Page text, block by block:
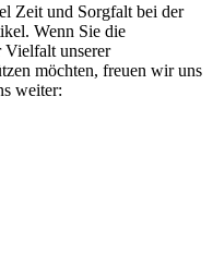
Zeit und Sorgfalt bei der
Wenn Sie die
Vielfalt unserer
möchten, freuen wir uns
weiter: